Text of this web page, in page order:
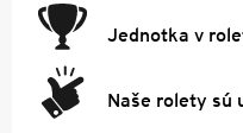
Jednotka v
Naše rolety sú